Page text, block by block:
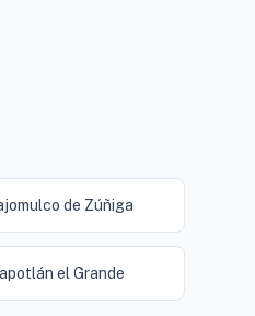
de Zúñiga
el Grande